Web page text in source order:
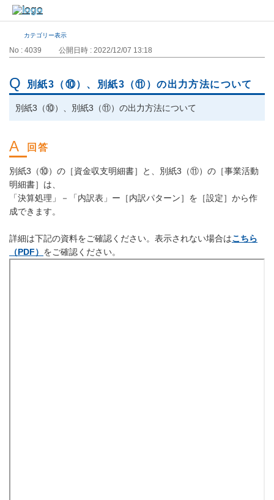
カテゴリー表示
No : 4039 公開日時 : 2022/12/07 13:18
別紙3（⑩）、別紙3（⑪）の出力方法について
別紙3（⑩）、別紙3（⑪）の出力方法について
別紙3（⑩）の［資金収支明細書］と、別紙3（⑪）の［事業活動
明細書］は、
「決算処理」－「内訳表」ー［内訳パターン］を［設定］から作
成できます。
詳細は下記の資料をご確認ください。表示されない場合はこちら
（PDF） をご確認ください。